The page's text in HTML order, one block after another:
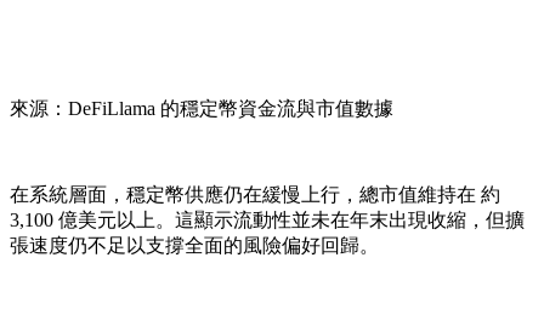
來源：DeFiLlama 的穩定幣資金流與市值數據
在系統層面，穩定幣供應仍在緩慢上行 ，總市值維持在 約
3,100 億美元以上 。這顯示流動性並未在年末出現收縮，但擴
張速度仍不足以支撐全面的風險偏好回歸。